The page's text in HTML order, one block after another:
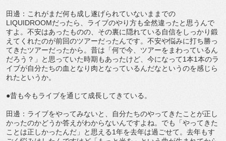
田邊：これがまだ何も成し遂げられていないままでの
LIQUIDROOMだったら、ライブのやり方も全然違ったと思うんで
すよ。不安はあったものの、その裏に隠れている自信をしっかり鍛
えてくれたのが前回のツアーだったんです。不安や悩みに打ち勝っ
てきたツアーだったから。昔は「何で今、ツアーをまわっているん
だろう？」と思っていた時期もあったけど、今になって1本1本のラ
イブが自分たちの血となり肉となっているんだなというのを感じら
れたというか。
●昔も今もライブを通じて成長してきている。
田邊：ライブをやってみないと、自分たちのやってきたことが正し
かったのかどうか答えがわからないんですよね。でも「やってきた
ことは正しかったんだ」と思える1年を去年は過ごせて。去年もす